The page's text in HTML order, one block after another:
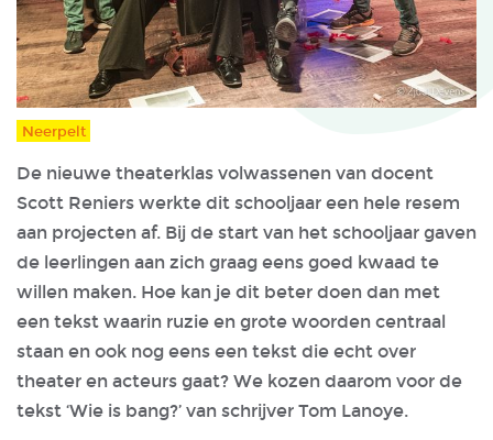
Neerpelt
De nieuwe theaterklas volwassenen van docent
Scott Reniers werkte dit schooljaar een hele resem
aan projecten af. Bij de start van het schooljaar gaven
de leerlingen aan zich graag eens goed kwaad te
willen maken. Hoe kan je dit beter doen dan met
een tekst waarin ruzie en grote woorden centraal
staan en ook nog eens een tekst die echt over
theater en acteurs gaat? We kozen daarom voor de
tekst ‘Wie is bang?’ van schrijver Tom Lanoye.